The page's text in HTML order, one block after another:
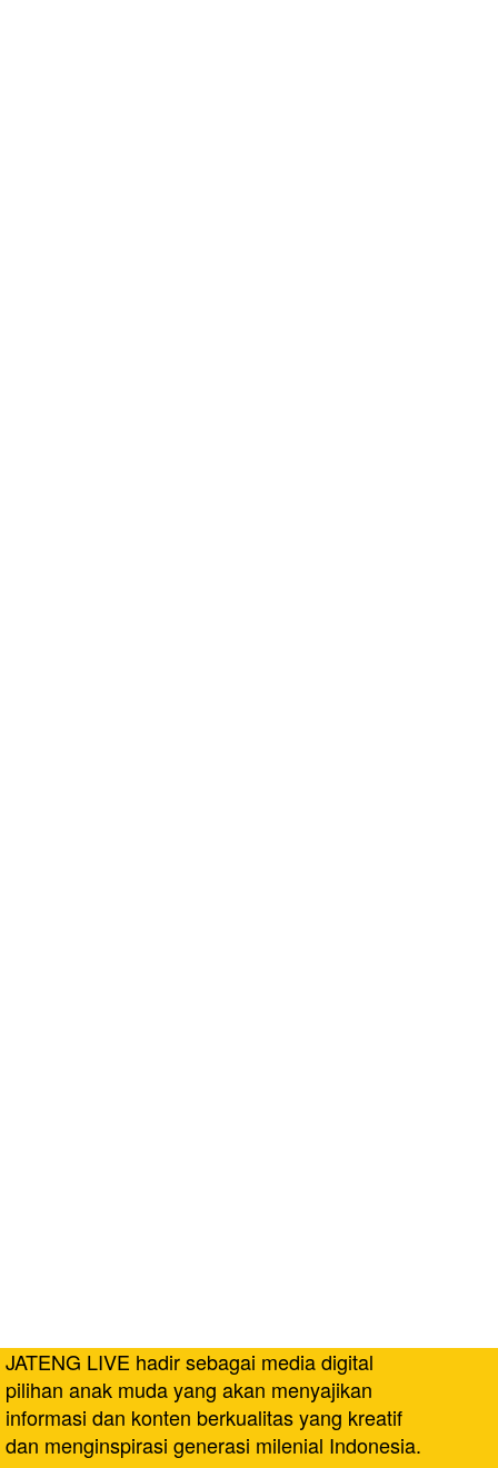
JATENG LIVE hadir sebagai media digital
pilihan anak muda yang akan menyajikan
informasi dan konten berkualitas yang kreatif
dan menginspirasi generasi milenial Indonesia.